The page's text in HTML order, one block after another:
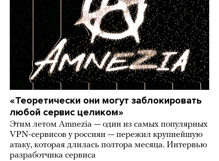
«Теоретически они могут заблокировать
любой сервис целиком»
Этим летом Amnezia — один из самых популярных
VPN-сервисов у россиян — пережил крупнейшую
атаку, которая длилась полтора месяца. Интервью
разработчика сервиса